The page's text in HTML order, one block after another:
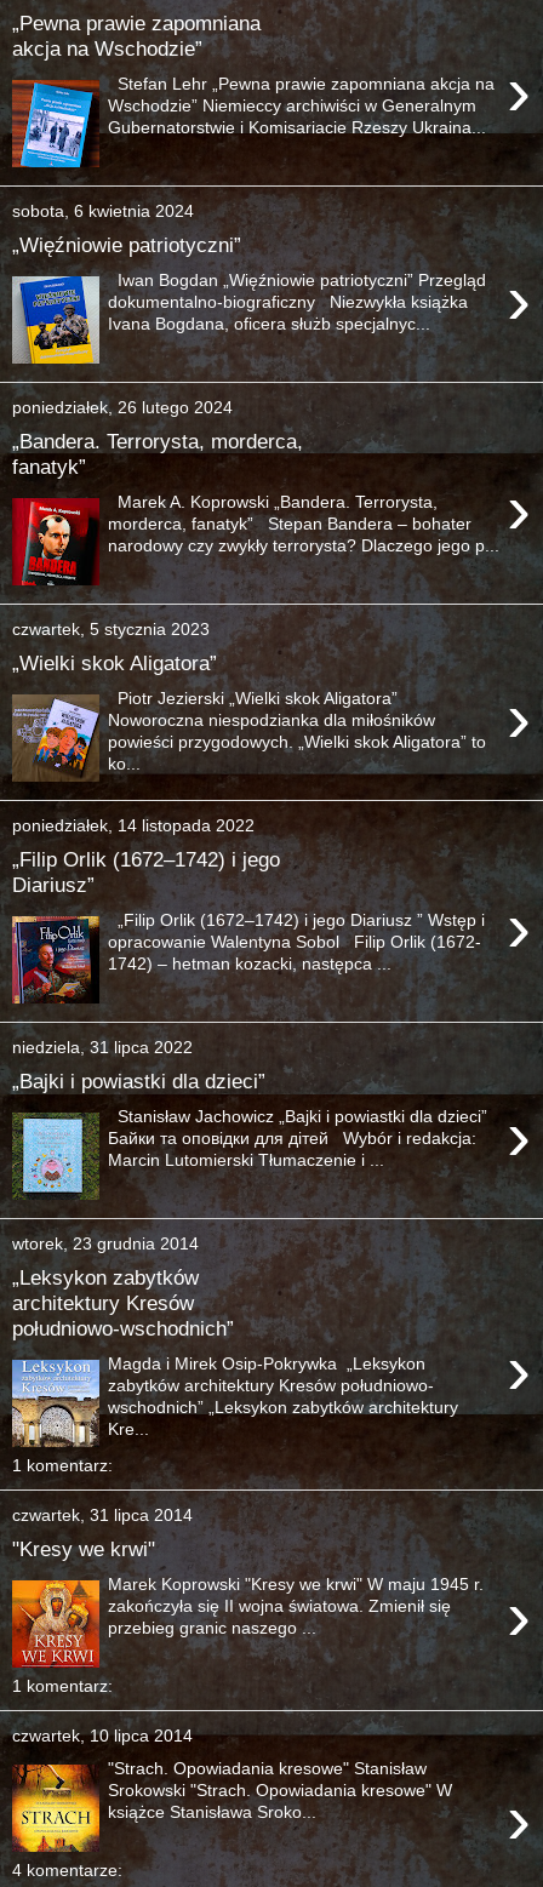
„Pewna prawie zapomniana
akcja na Wschodzie”
›
Stefan Lehr „Pewna prawie zapomniana akcja na
Wschodzie” Niemieccy archiwiści w Generalnym
Gubernatorstwie i Komisariacie Rzeszy Ukraina...
sobota, 6 kwietnia 2024
„Więźniowie patriotyczni”
›
Iwan Bogdan „Więźniowie patriotyczni” Przegląd
dokumentalno-biograficzny Niezwykła książka
Ivana Bogdana, oficera służb specjalnyc...
poniedziałek, 26 lutego 2024
„Bandera. Terrorysta, morderca,
fanatyk”
›
Marek A. Koprowski „Bandera. Terrorysta,
morderca, fanatyk” Stepan Bandera – bohater
narodowy czy zwykły terrorysta? Dlaczego jego p...
czwartek, 5 stycznia 2023
„Wielki skok Aligatora”
›
Piotr Jezierski „Wielki skok Aligatora”
Noworoczna niespodzianka dla miłośników
powieści przygodowych. „Wielki skok Aligatora” to
ko...
poniedziałek, 14 listopada 2022
„Filip Orlik (1672–1742) i jego
Diariusz”
›
„Filip Orlik (1672–1742) i jego Diariusz ” Wstęp i
opracowanie Walentyna Sobol Filip Orlik (1672-
1742) – hetman kozacki, następca ...
niedziela, 31 lipca 2022
„Bajki i powiastki dla dzieci”
›
Stanisław Jachowicz „Bajki i powiastki dla dzieci”
Байки та оповідки для дітей Wybór i redakcja:
Marcin Lutomierski Tłumaczenie i ...
wtorek, 23 grudnia 2014
„Leksykon zabytków
architektury Kresów
południowo-wschodnich”
›
Magda i Mirek Osip-Pokrywka „Leksykon
zabytków architektury Kresów południowo-
wschodnich” „Leksykon zabytków architektury
Kre...
1 komentarz:
czwartek, 31 lipca 2014
"Kresy we krwi"
›
Marek Koprowski "Kresy we krwi" W maju 1945 r.
zakończyła się II wojna światowa. Zmienił się
przebieg granic naszego ...
1 komentarz:
czwartek, 10 lipca 2014
›
"Strach. Opowiadania kresowe" Stanisław
Srokowski "Strach. Opowiadania kresowe" W
książce Stanisława Sroko...
4 komentarze: